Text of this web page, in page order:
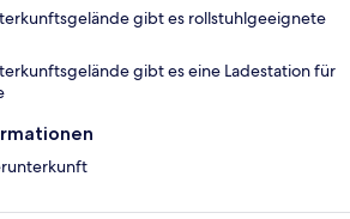
gibt es rollstuhlgeeignete
gibt es eine Ladestation für